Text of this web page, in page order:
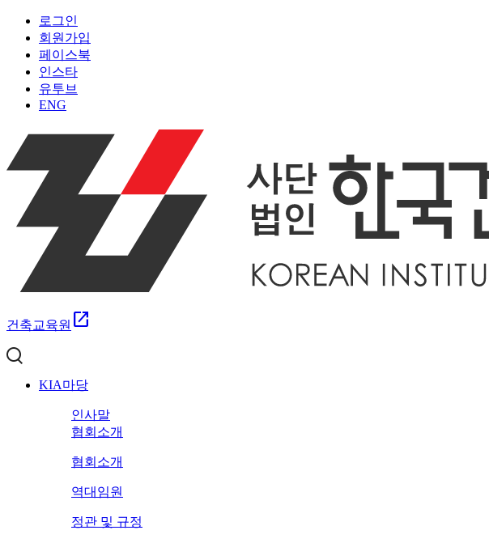
로그인
회원가입
페이스북
인스타
유투브
ENG
건축교육원 open_in_new
KIA마당
인사말
협회소개
협회소개
역대임원
정관 및 규정